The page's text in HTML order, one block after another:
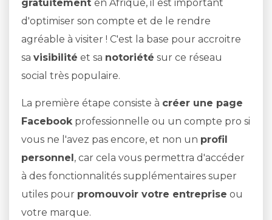
gratuitement en Afrique, il est important
d'optimiser son compte et de le rendre
agréable à visiter ! C'est la base pour accroitre
sa visibilité et sa notoriété sur ce réseau
social très populaire.
La première étape consiste à créer une page
Facebook professionnelle ou un compte pro si
vous ne l'avez pas encore, et non un profil
personnel, car cela vous permettra d'accéder
à des fonctionnalités supplémentaires super
utiles pour promouvoir votre entreprise ou
votre marque.